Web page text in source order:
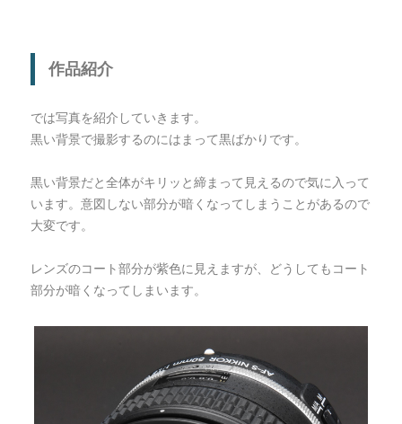
作品紹介
では写真を紹介していきます。
黒い背景で撮影するのにはまって黒ばかりです。
黒い背景だと全体がキリッと締まって見えるので気に入って
います。意図しない部分が暗くなってしまうことがあるので
大変です。
レンズのコート部分が紫色に見えますが、どうしてもコート
部分が暗くなってしまいます。